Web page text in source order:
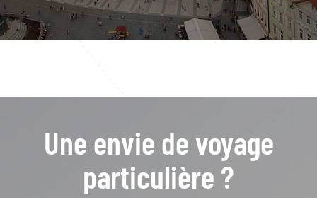
Une envie de voyage
particulière ?